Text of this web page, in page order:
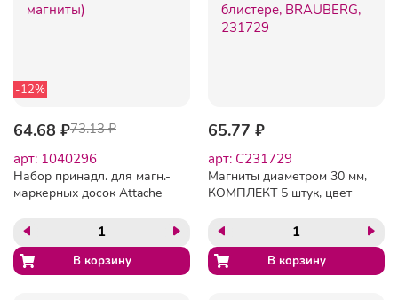
-12%
64.68 ₽73.13 ₽
арт: 1040296
Набор принадл. для магн.-
маркерных досок Attache
65.77 ₽
арт: C231729
Магниты диаметром 30 мм,
КОМПЛЕКТ 5 штук, цвет
BRAUBERG, 231729